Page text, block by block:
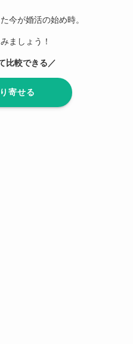
今が婚活の始め時。
ましょう！
比較できる／
寄せる